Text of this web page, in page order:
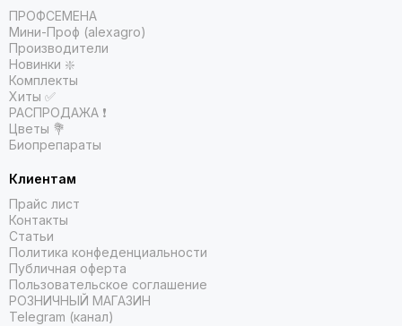
ПРОФСЕМЕНА
Мини-Проф (alexagro)
Производители
Новинки ❇️
Комплекты
Хиты ✅
РАСПРОДАЖА ❗️
Цветы 💐
Биопрепараты
Клиентам
Прайс лист
Контакты
Статьи
Политика конфеденциальности
Публичная оферта
Пользовательское соглашение
РОЗНИЧНЫЙ МАГАЗИН
Telegram (канал)